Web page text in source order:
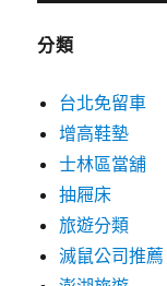
分類
台北免留車
增高鞋墊
士林區當舖
抽屜床
旅遊分類
滅鼠公司推薦